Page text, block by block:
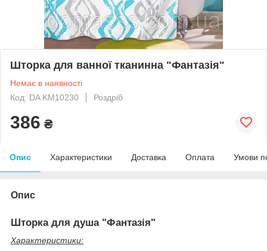
Шторка для ванної тканинна "Фантазія"
Немає в наявності
Код: DA KM10230
Роздріб
386 ₴
Опис Характеристики Доставка Оплата Умови
Опис
Шторка для душа "Фантазія"
Характеристики: